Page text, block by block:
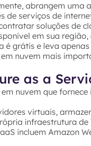
abrangem uma
de serviços de
soluções de
em sua
é grátis e leva
nuvem mais
as a
nuvem que
virtuais,
infraestrutura
incluem Amazon